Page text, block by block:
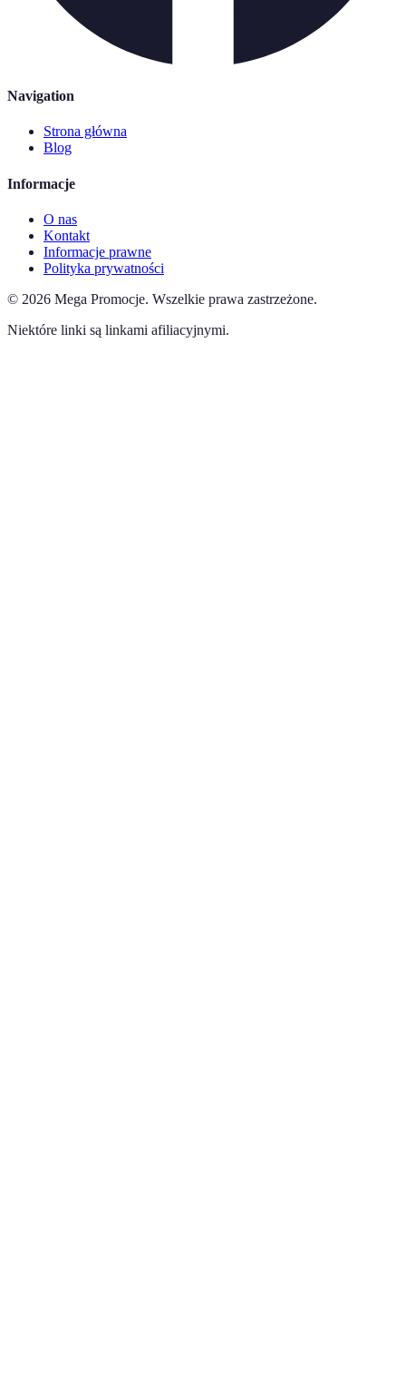
Navigation
Strona główna
Blog
Informacje
O nas
Kontakt
Informacje prawne
Polityka prywatności
© 2026 Mega Promocje. Wszelkie prawa zastrzeżone.
Niektóre linki są linkami afiliacyjnymi.